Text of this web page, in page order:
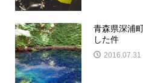
青森県深浦
した件
2016.07.31